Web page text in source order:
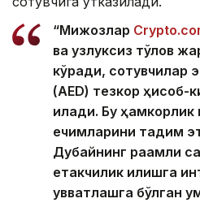
“Мижозлар
ва узлуксиз тўлов
кўради, сотувчилар
(AED) тезкор ҳисоб-
қилади. Бу
ечимларини тақдим
Дубайнинг рақамли
етакчилик қилишга
қувватлашга бўлган